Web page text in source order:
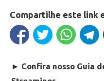
Compartilhe este link
► Confira nosso Guia